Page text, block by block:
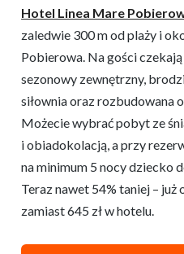
Hotel Linea Mare
zaledwie 300 m od plaży i
Pobierowa. Na gości
sezonowy zewnętrzny,
siłownia oraz rozbudowana
Możecie wybrać pobyt ze
i obiadokolacją, a przy
na minimum 5 nocy dziecko
Teraz nawet 54% taniej – już
zamiast 645 zł w hotelu.